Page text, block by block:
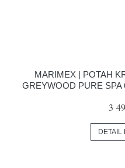
MARIMEX | POTAH
GREYWOOD PURE SPA
3
DETAIL